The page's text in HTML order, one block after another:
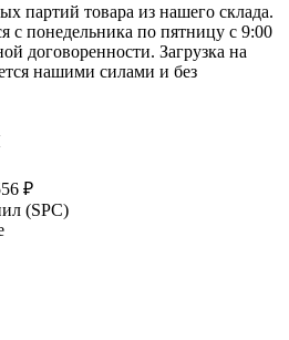
партий товара из нашего склада.
с понедельника по пятницу с 9:00
договоренности. Загрузка на
нашими силами и без
₽
(SPC)